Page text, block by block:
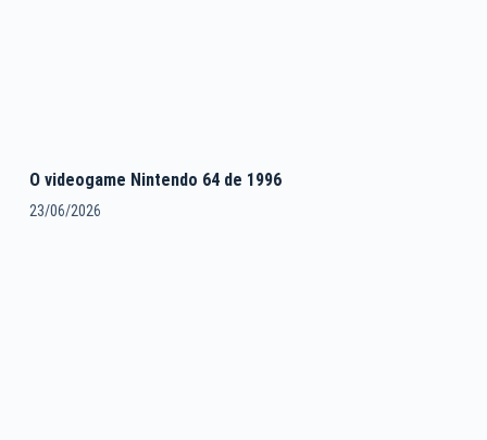
O videogame Nintendo 64 de 1996
23/06/2026